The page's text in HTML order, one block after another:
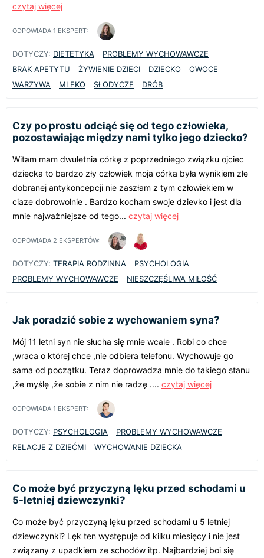
czytaj więcej
ODPOWIADA 1 EKSPERT:
DOTYCZY: DIETETYKA
PROBLEMY WYCHOWAWCZE
BRAK APETYTU
ŻYWIENIE DZIECI DZIECKO
OWOCE
WARZYWA
MLEKO SŁODYCZE DRÓB
Czy po prostu odciąć się od tego człowieka,
pozostawiając między nami tylko jego dziecko?
Witam mam dwuletnia córkę z poprzedniego związku ojciec
dziecka to bardzo zły człowiek moja córka była wynikiem złe
dobranej antykoncepcji nie zaszłam z tym człowiekiem w
ciaze dobrowolnie . Bardzo kocham swoje dzievko i jest dla
mnie najważniejsze od tego... czytaj więcej
ODPOWIADA 2 EKSPERTÓW:
DOTYCZY: TERAPIA RODZINNA
PSYCHOLOGIA
PROBLEMY WYCHOWAWCZE
NIESZCZĘŚLIWA MIŁOŚĆ
Jak poradzić sobie z wychowaniem syna?
Mój 11 letni syn nie słucha się mnie wcale . Robi co chce
,wraca o której chce ,nie odbiera telefonu. Wychowuje go
sama od początku. Teraz doprowadza mnie do takiego stanu
,że myślę ,że sobie z nim nie radzę .... czytaj więcej
ODPOWIADA 1 EKSPERT:
DOTYCZY: PSYCHOLOGIA
PROBLEMY WYCHOWAWCZE
RELACJE Z DZIEĆMI
WYCHOWANIE DZIECKA
Co może być przyczyną lęku przed schodami u
5-letniej dziewczynki?
Co może być przyczyną lęku przed schodami u 5 letniej
dziewczynki? Lęk ten występuje od kilku miesięcy i nie jest
związany z upadkiem ze schodów itp. Najbardziej boi się